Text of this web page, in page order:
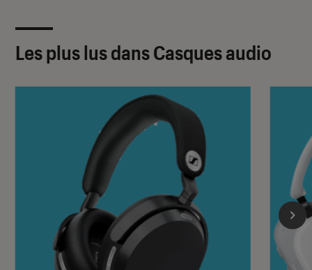
Les plus lus dans Casques audio